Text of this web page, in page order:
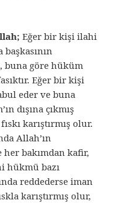
Eğer bir kişi ilahi
buna göre hüküm
Eğer bir kişi
eder ve buna
dışına çıkmış
karıştırmış olur.
Allah’ın
bakımdan kafir,
hükmü bazı
reddederse iman
karıştırmış olur,